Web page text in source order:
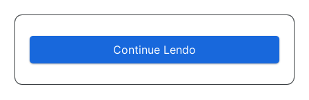
Continue Lendo